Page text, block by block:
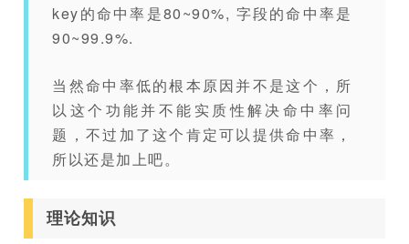
key的命中率是80~90%, 字段的命中率是
90~99.9%.
当然命中率低的根本原因并不是这个，所
以这个功能并不能实质性解决命中率问
题，不过加了这个肯定可以提供命中率，
所以还是加上吧。
理论知识